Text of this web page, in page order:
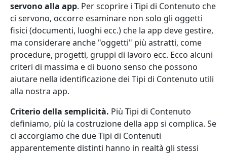
servono alla app. Per scoprire i Tipi di Contenuto che
ci servono, occorre esaminare non solo gli oggetti
fisici (documenti, luoghi ecc.) che la app deve gestire,
ma considerare anche "oggetti" più astratti, come
procedure, progetti, gruppi di lavoro ecc. Ecco alcuni
criteri di massima e di buono senso che possono
aiutare nella identificazione dei Tipi di Contenuto utili
alla nostra app.
Criterio della semplicità. Più Tipi di Contenuto
definiamo, più la costruzione della app si complica. Se
ci accorgiamo che due Tipi di Contenuti
apparentemente distinti hanno in realtà gli stessi